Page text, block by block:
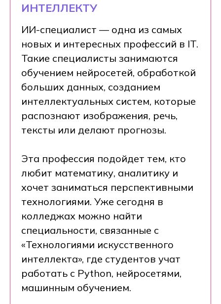
ИНТЕЛЛЕКТУ
ИИ-специалист — одна из самых
новых и интересных профессий в IT.
Такие специалисты занимаются
обучением нейросетей, обработкой
больших данных, созданием
интеллектуальных систем, которые
распознают изображения, речь,
тексты или делают прогнозы.
Эта профессия подойдет тем, кто
любит математику, аналитику и
хочет заниматься перспективными
технологиями. Уже сегодня в
колледжах можно найти
специальности, связанные с
«Технологиями искусственного
интеллекта», где студентов учат
работать с Python, нейросетями,
машинным обучением.